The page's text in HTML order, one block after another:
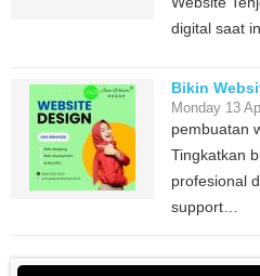
digital saat
Bikin
Monday 13
pembuatan
Tingkatkan
profesional
support…